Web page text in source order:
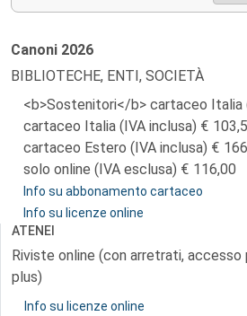
Canoni 2026
BIBLIOTECHE, ENTI, SOCIETÀ
<b>Sostenitori</b> cartaceo Italia
cartaceo Italia (IVA inclusa)
cartaceo Estero (IVA inclusa)
solo online (IVA esclusa)
116,00
Info su abbonamento cartaceo
Info su licenze online
ATENEI
Riviste online (con arretrati,
plus)
Info su licenze online